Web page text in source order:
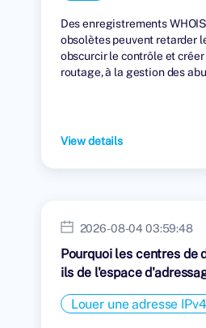
Des enregistrements
obsolètes peuvent retarder
obscurcir le contrôle et
routage, à la gestion des
View details
2026-08-04 03:59:48
Pourquoi les centres de
ils de l'espace
Louer une adresse IPv4